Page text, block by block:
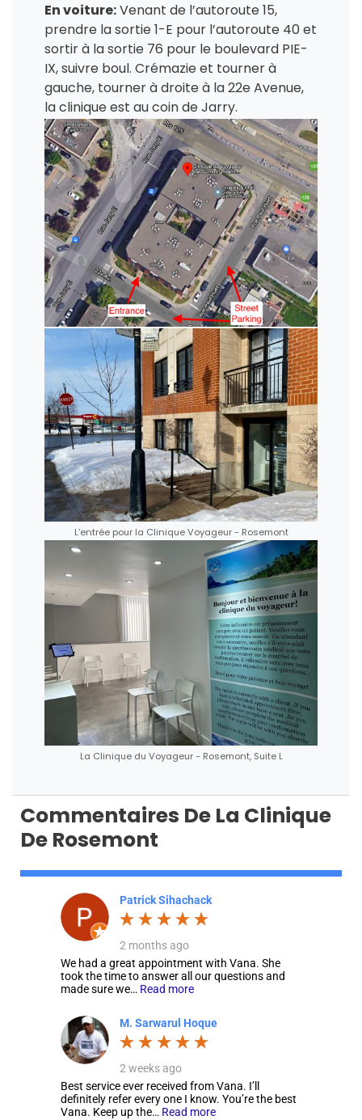
En voiture:Venant de l’autoroute 15,
prendre la sortie 1-E pour l’autoroute 40 et
sortir à la sortie 76 pour le boulevard PIE-
IX, suivre boul. Crémazie et tourner à
gauche, tourner à droite à la 22e Avenue,
la clinique est au coin de Jarry.
L’entrée pour la Clinique Voyageur - Rosemont
La Clinique du Voyageur - Rosemont, Suite L
Commentaires De La Clinique
De Rosemont
Patrick Sihachack
2 months ago
We had a great appointment with Vana. She
took the time to answer all our questions and
made sure we… Read more
M. Sarwarul Hoque
2 weeks ago
Best service ever received from Vana. I’ll
definitely refer every one I know. You’re the best
Vana. Keep up the… Read more